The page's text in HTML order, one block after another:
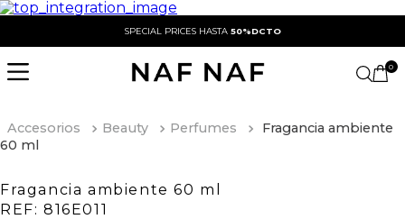
SPECIAL PRICES HASTA 50%DCTO
0
Accesorios Beauty Perfumes
Fragancia ambiente
60 ml
Fragancia ambiente 60 ml
REF: 816E011